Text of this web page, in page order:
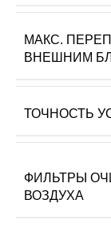
МАКС.
ВНЕШНИМ
ТОЧНОСТЬ
ФИЛЬТРЫ
ВОЗДУХА